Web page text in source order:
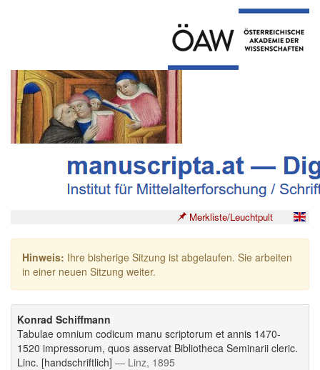
Merkliste/Leuchtpult
Hinweis: Ihre bisherige Sitzung ist abgelaufen. Sie arbeiten
in einer neuen Sitzung weiter.
Konrad Schiffmann
Tabulae omnium codicum manu scriptorum et annis 1470-
1520 impressorum, quos asservat Bibliotheca Seminarii cleric.
Linc. [handschriftlich] — Linz, 1895